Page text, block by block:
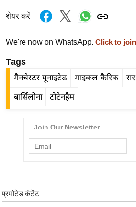
नो
ज
ज
ग
ड
शेयर करें
We're now on WhatsApp. Click to
Tags
मैनचेस्टर यूनाइटेड माइकल कैरिक
बार्सिलोना टोटेनहैम